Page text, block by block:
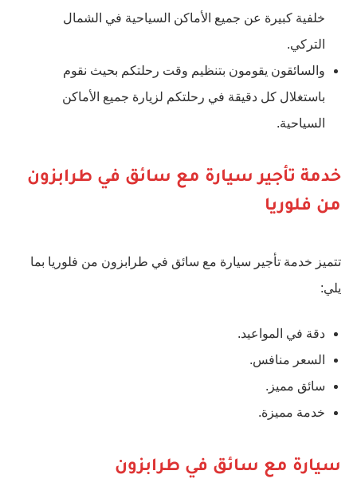
خلفية كبيرة عن جميع الأماكن السياحية في الشمال
التركي.
والسائقون يقومون بتنظيم وقت رحلتكم بحيث نقوم
باستغلال كل دقيقة في رحلتكم لزيارة جميع الأماكن
السياحية.
خدمة تأجير سيارة مع سائق في طرابزون
من فلوريا
تتميز خدمة تأجير سيارة مع سائق في طرابزون من فلوريا بما
يلي:
دقة في المواعيد.
السعر منافس.
سائق مميز.
خدمة مميزة.
سيارة مع سائق في طرابزون